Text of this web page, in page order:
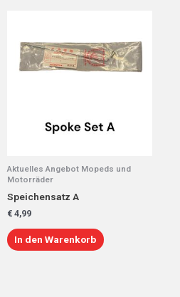
Aktuelles Angebot Mopeds und
Motorräder
Speichensatz A
€ 4,99
In den Warenkorb